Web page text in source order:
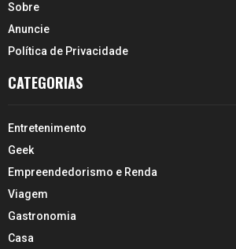
Sobre
Anuncie
Política de Privacidade
CATEGORIAS
Entretenimento
Geek
Empreendedorismo e Renda
Viagem
Gastronomia
Casa